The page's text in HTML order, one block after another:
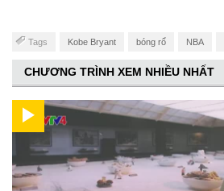
Tags Kobe Bryant bóng rổ NBA
CHƯƠNG TRÌNH XEM NHIỀU NHẤT